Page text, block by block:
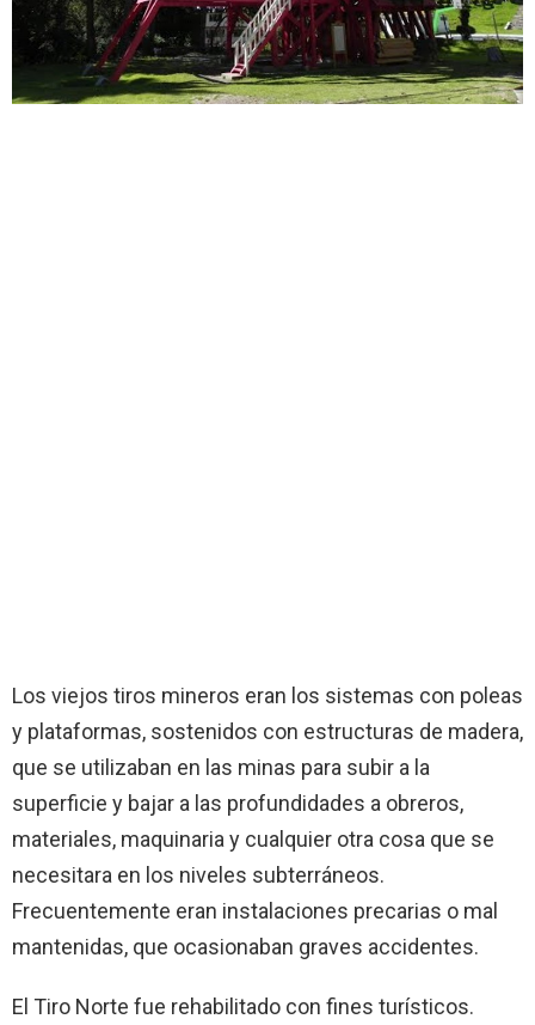
Los viejos tiros mineros eran los sistemas con poleas
y plataformas, sostenidos con estructuras de madera,
que se utilizaban en las minas para subir a la
superficie y bajar a las profundidades a obreros,
materiales, maquinaria y cualquier otra cosa que se
necesitara en los niveles subterráneos.
Frecuentemente eran instalaciones precarias o mal
mantenidas, que ocasionaban graves accidentes.
El Tiro Norte fue rehabilitado con fines turísticos.